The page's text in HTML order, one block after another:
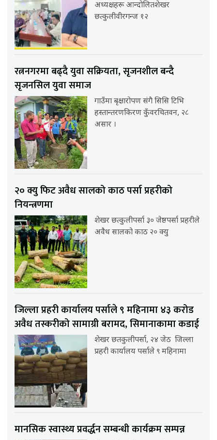
अध्यक्षहरू आन्दोलितशेखर
छत्कुलीवीरगन्ज १२
रत्ननगरमा बढ्दै युवा सक्रियता, सृजनशील बन्दै
सृजनसिल युवा समाज
गाउँमा बृक्षारोपण संगै सिसि टिभि
हस्तान्तरणकिरण कुँवरचितवन, २८
असार ।
२० क्यु फिट अवैध सालको काठ पर्सा प्रहरीको
नियन्त्रणमा
शेखर छत्कुलीपर्सा ३० जेष्ठपर्सा प्रहरीले
अवैध सालको काठ २० क्यु
जिल्ला प्रहरी कार्यालय पर्साले ९ महिनामा ४३ करोड
अवैध तस्करीको सामाग्री बरामद, सिमानाकामा कडाई
शेखर छतकुलीपर्सा, २४ जेठ जिल्ला
प्रहरी कार्यालय पर्साले ९ महिनामा
मानसिक स्वास्थ्य प्रवर्द्धन सम्बन्धी कार्यक्रम सम्पन्न